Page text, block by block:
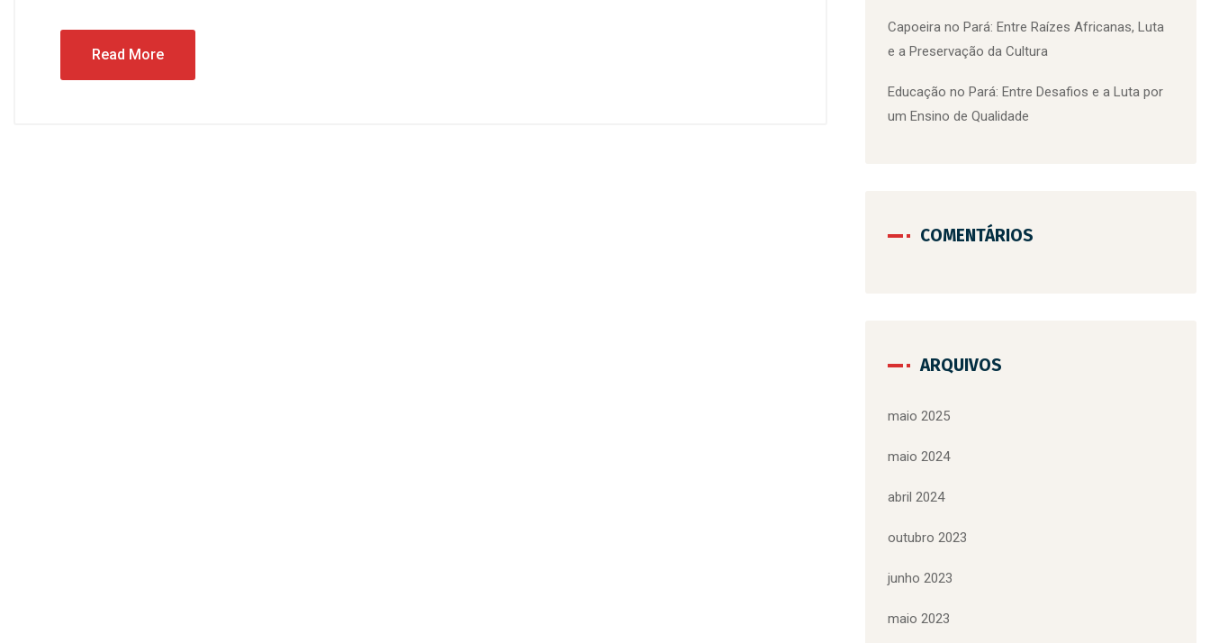
Read More
Capoeira no Pará: Entre Raízes Africanas, Luta
e a Preservação da Cultura
Educação no Pará: Entre Desafios e a Luta por
um Ensino de Qualidade
COMENTÁRIOS
ARQUIVOS
maio 2025
maio 2024
abril 2024
outubro 2023
junho 2023
maio 2023